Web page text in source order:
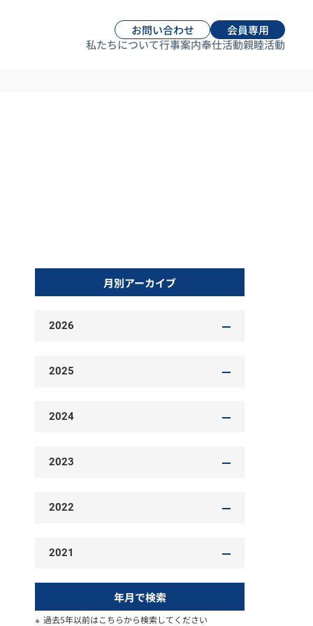
お問い合わせ
会員専用
私たちについて行事案内奉仕活動親睦活動
月別アーカイブ
2026
2025
2024
2023
2022
2021
年月で検索
過去5年以前はこちらから検索してください